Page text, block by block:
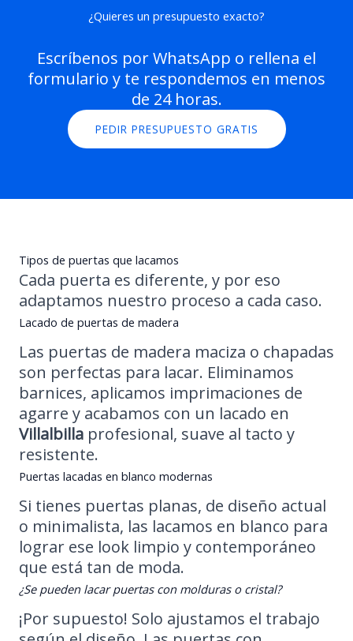
¿Quieres un presupuesto exacto?
Escríbenos por WhatsApp o rellena el
formulario y te respondemos en menos
de 24 horas.
PEDIR PRESUPUESTO GRATIS
Tipos de puertas que lacamos
Cada puerta es diferente, y por eso
adaptamos nuestro proceso a cada caso.
Lacado de puertas de madera
Las puertas de madera maciza o chapadas
son perfectas para lacar. Eliminamos
barnices, aplicamos imprimaciones de
agarre y acabamos con un lacado en
Villalbilla profesional, suave al tacto y
resistente.
Puertas lacadas en blanco modernas
Si tienes puertas planas, de diseño actual
o minimalista, las lacamos en blanco para
lograr ese look limpio y contemporáneo
que está tan de moda.
¿Se pueden lacar puertas con molduras o cristal?
¡Por supuesto! Solo ajustamos el trabajo